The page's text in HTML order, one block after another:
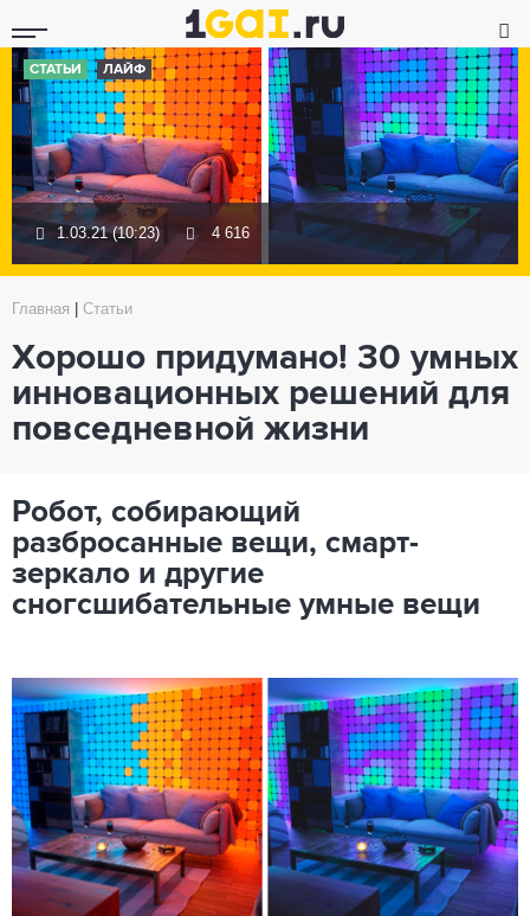
СТАТЬИ ЛАЙФ
1.03.21 (10:23) 4 616
Главная Статьи
Хорошо придумано! 30 умных
инновационных решений для
повседневной жизни
Робот, собирающий
разбросанные вещи, смарт-
зеркало и другие
сногсшибательные умные вещи